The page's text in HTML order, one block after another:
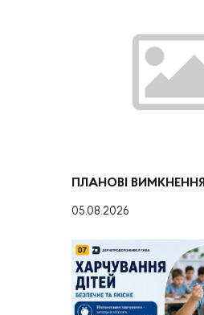
ПЛАНОВІ ВИМКНЕННЯ
05.08.2026